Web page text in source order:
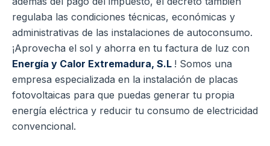
regulaba las condiciones técnicas, económicas y
administrativas de las instalaciones de autoconsumo.
¡Aprovecha el sol y ahorra en tu factura de luz con
Energía y Calor Extremadura, S.L ! Somos una
empresa especializada en la instalación de placas
fotovoltaicas para que puedas generar tu propia
energía eléctrica y reducir tu consumo de electricidad
convencional.